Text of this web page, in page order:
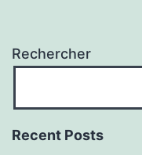
Rechercher
Recent Posts